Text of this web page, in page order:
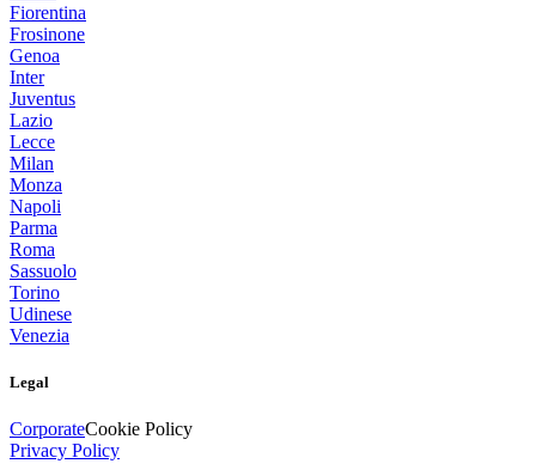
Fiorentina
Frosinone
Genoa
Inter
Juventus
Lazio
Lecce
Milan
Monza
Napoli
Parma
Roma
Sassuolo
Torino
Udinese
Venezia
Legal
CorporateCookie Policy
Privacy Policy